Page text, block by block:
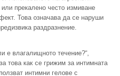
прекалено често измиване
Това означава да се наруши
раздразнение.
е влагалищното течение?“,
това как се грижим за интимната
интимни гелове с